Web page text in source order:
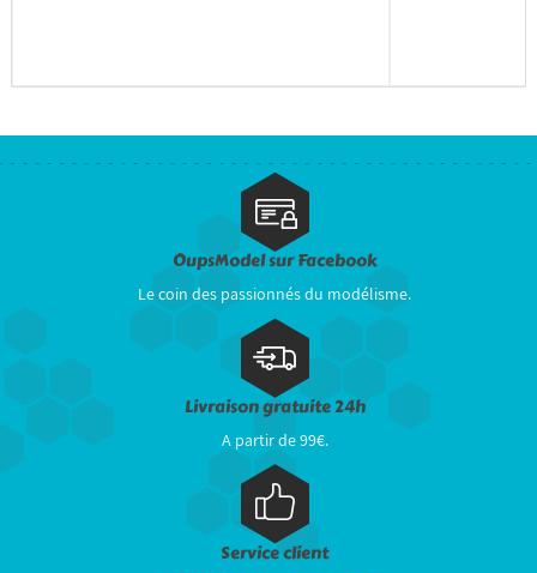
OupsModel sur Facebook
Le coin des passionnés du modélisme.
Livraison gratuite 24h
A partir de 99€.
Service client